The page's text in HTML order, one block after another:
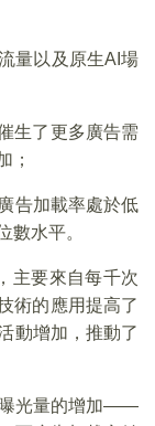
量以及原生AI場
生了更多廣告需
；
告加載率處於低
數水平。
主要來自每千次
術的應用提高了
動增加，推動了
曝光量的增加——